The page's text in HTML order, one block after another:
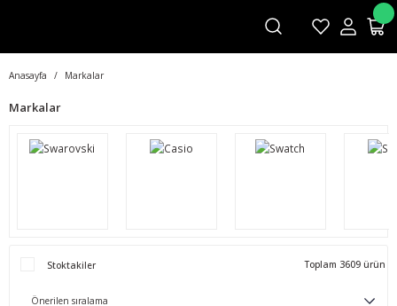
Anasayfa Markalar
Markalar
Stoktakiler Toplam 3609 ürün